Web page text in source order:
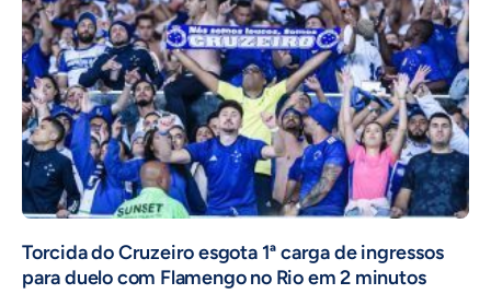
Torcida do Cruzeiro esgota 1ª carga de ingressos
para duelo com Flamengo no Rio em 2 minutos